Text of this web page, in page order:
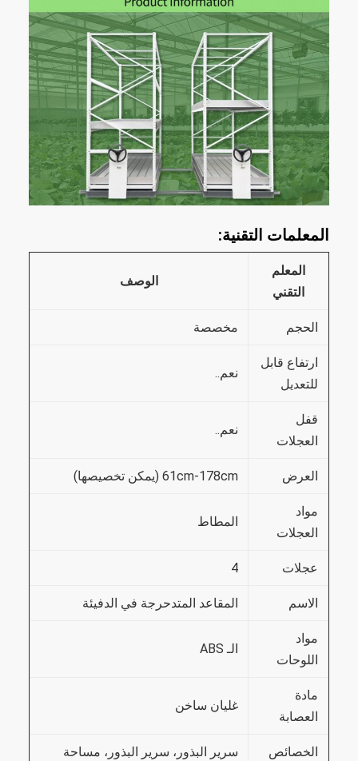
المعلمات التقنية:
المعلم
التقني
الوصف
الحجم مخصصة
ارتفاع قابل
للتعديل
نعم..
قفل
العجلات
نعم..
العرض 61cm-178cm (يمكن تخصيصها)
مواد
العجلات
المطاط
عجلات 4
الاسم المقاعد المتدحرجة في الدفيئة
مواد
اللوحات
الـ ABS
مادة
العصابة
غليان ساخن
الخصائص
سرير البذور، سرير البذور، مساحة